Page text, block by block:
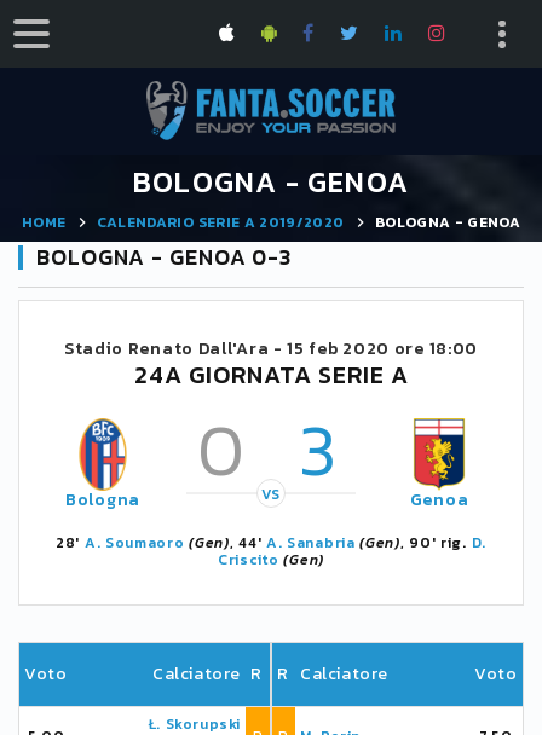
BOLOGNA - GENOA
HOME CALENDARIO SERIE A 2019/2020 BOLOGNA - GENOA
BOLOGNA - GENOA 0-3
Stadio Renato Dall'Ara -15 feb 2020 ore 18:00
24A GIORNATA SERIE A
Bologna 0 3
VS Genoa
28' A. Soumaoro (Gen), 44' A. Sanabria (Gen), 90' rig. D.
Criscito (Gen)
Voto Calciatore R
Ł. Skorupski
R Calciatore Voto